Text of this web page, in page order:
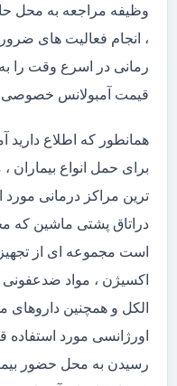
وظیفه مراجعه به محل
، انجام فعالیت های
رمانی در اسرع وقت را به
قیمت آمبولانس خصوصی
همانطور که اطلاع
برای حمل انواع بیماران
ترین مراکز درمانی مورد
دراتاق پشتی ماشین که
است مجموعه ای از
اکسیژن ، مواد ضدعفونی
الکل و همچنین داروهای
اورژانسی مورد استفاده
رسیدن به محل حضور